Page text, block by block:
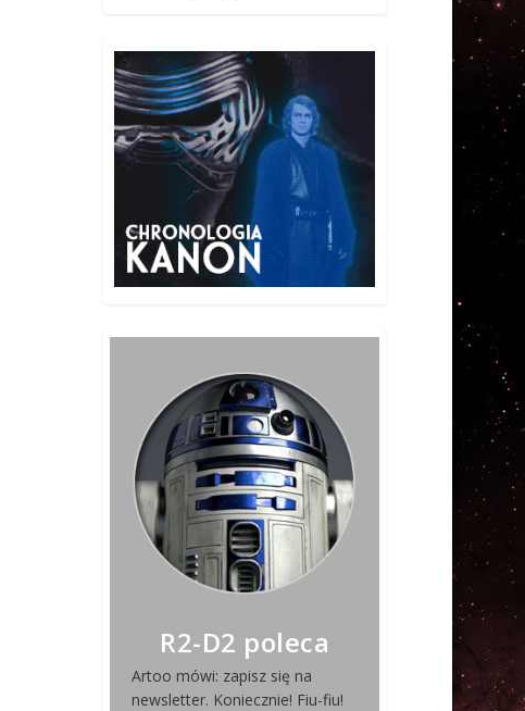
R2-D2 poleca
Artoo mówi: zapisz się na
newsletter. Koniecznie! Fiu-fiu!